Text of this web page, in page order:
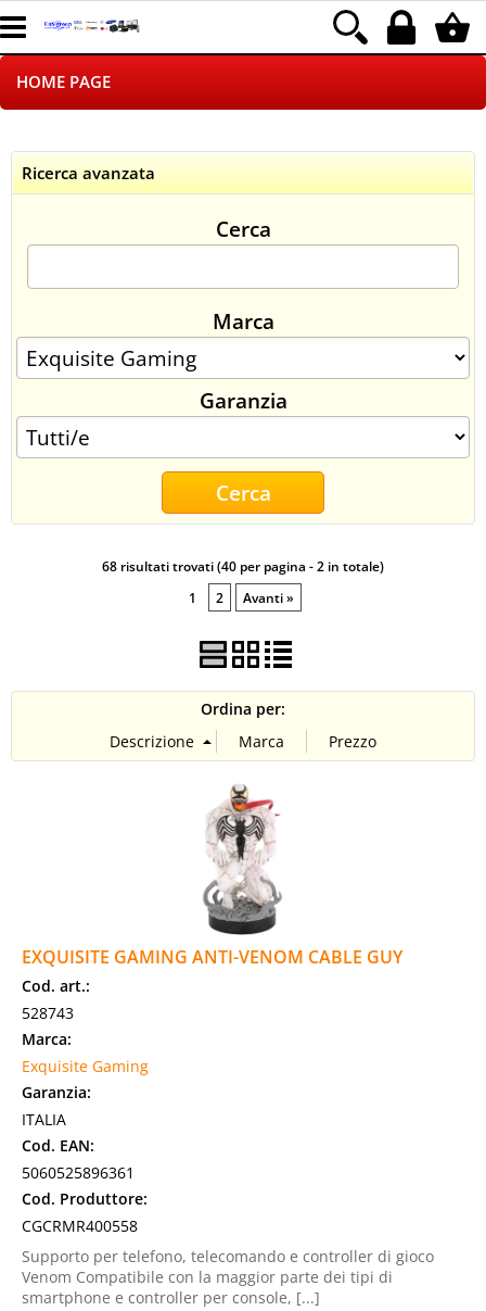
HOME PAGE
LOGISTICA
NEGOZI ON LINE
SINCRONIZZATI CON NOI
SPEDIZIONI
CONTATTI
Ricerca avanzata
Cerca
Marca
Garanzia
68 risultati trovati (40 per pagina - 2 in totale)
1
2 Avanti »
Ordina per:
EXQUISITE GAMING ANTI-VENOM CABLE GUY
Cod. art.:
528743
Marca:
Exquisite Gaming
Garanzia:
ITALIA
Cod. EAN:
5060525896361
Cod. Produttore:
CGCRMR400558
Supporto per telefono, telecomando e controller di gioco
Venom Compatibile con la maggior parte dei tipi di
smartphone e controller per console, [...]